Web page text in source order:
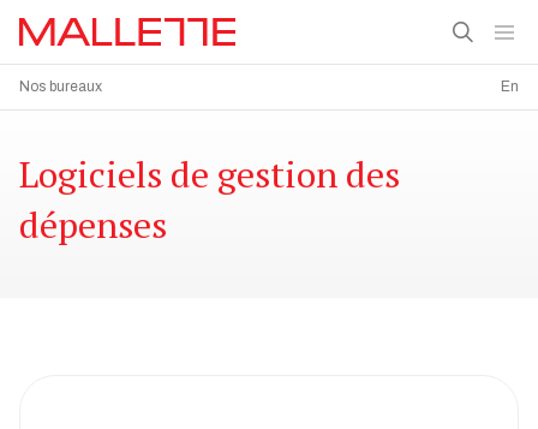
Nos bureaux En
Logiciels de gestion des
dépenses